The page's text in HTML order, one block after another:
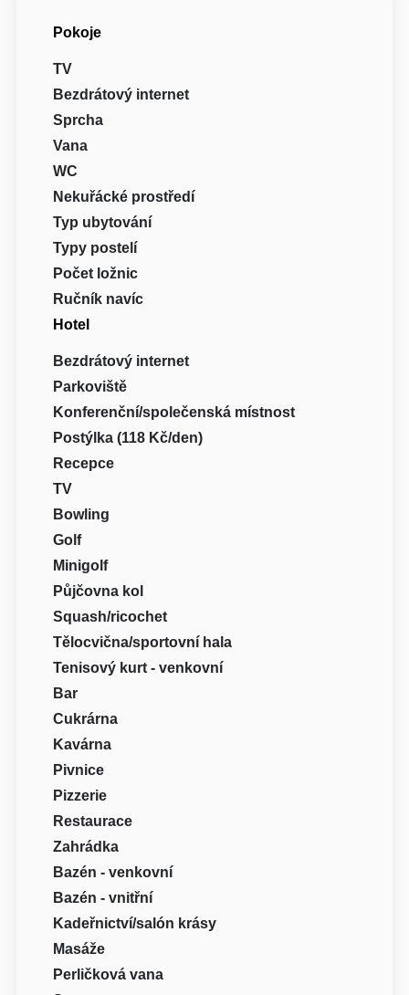
Pokoje
TV
Bezdrátový internet
Sprcha
Vana
WC
Nekuřácké prostředí
Typ ubytování
Typy postelí
Počet ložnic
Ručník navíc
Hotel
Bezdrátový internet
Parkoviště
Konferenční/společenská místnost
Postýlka (118 Kč/den)
Recepce
TV
Bowling
Golf
Minigolf
Půjčovna kol
Squash/ricochet
Tělocvična/sportovní hala
Tenisový kurt - venkovní
Bar
Cukrárna
Kavárna
Pivnice
Pizzerie
Restaurace
Zahrádka
Bazén - venkovní
Bazén - vnitřní
Kadeřnictví/salón krásy
Masáže
Perličková vana